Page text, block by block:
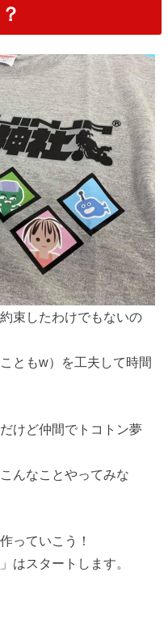
束したわけでもないの
ともw）を工夫して時間
けど仲間でトコトン夢
んなことやってみな
っていこう！
」はスタートします。